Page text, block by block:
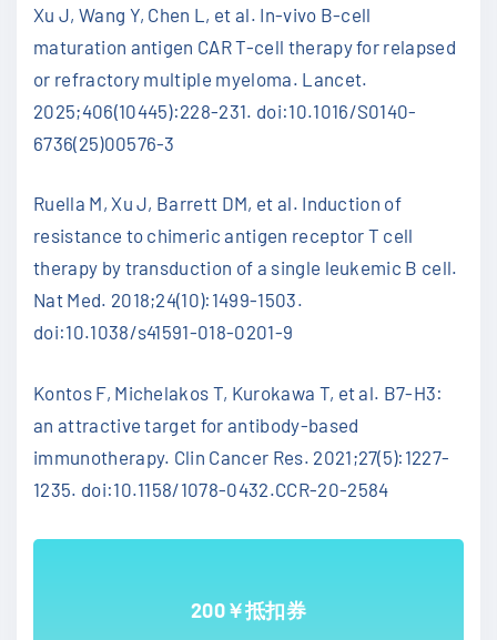
Xu J, Wang Y, Chen L, et al. In-vivo B-cell
maturation antigen CAR T-cell therapy for relapsed
or refractory multiple myeloma. Lancet.
2025;406(10445):228-231. doi:10.1016/S0140-
6736(25)00576-3
Ruella M, Xu J, Barrett DM, et al. Induction of
resistance to chimeric antigen receptor T cell
therapy by transduction of a single leukemic B cell.
Nat Med. 2018;24(10):1499-1503.
doi:10.1038/s41591-018-0201-9
Kontos F, Michelakos T, Kurokawa T, et al. B7-H3:
an attractive target for antibody-based
immunotherapy. Clin Cancer Res. 2021;27(5):1227-
1235. doi:10.1158/1078-0432.CCR-20-2584
200￥抵扣券